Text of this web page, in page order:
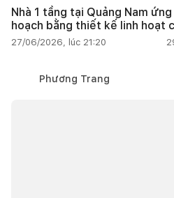
Nhà 1 tầng tại Quảng Nam
hoạch bằng thiết kế linh hoạt
27/06/2026, lúc 21:20
Phương Trang